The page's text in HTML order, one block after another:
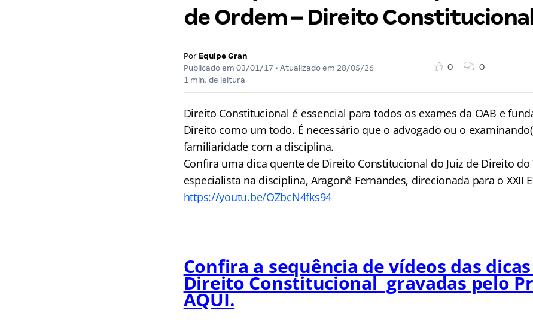
de Ordem – Direito Constitucional
Por Equipe Gran
Publicado em 03/01/17 • Atualizado em 28/05/26
1 min. de leitura
0 0
Direito Constitucional é essencial para todos os exames da OAB e
Direito como um todo. É necessário que o advogado ou o
familiaridade com a disciplina.
Confira uma dica quente de Direito Constitucional do Juiz de Direito do
especialista na disciplina, Aragonê Fernandes, direcionada para o XXII
https://youtu.be/OZbcN4fks94
Confira a sequência de vídeos das
Direito Constitucional gravadas pelo
AQUI.